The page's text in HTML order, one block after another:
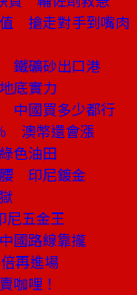
搶走對手到嘴肉
鐵礦砂出口港
底實力
中國買多少都行
澳幣還會漲
色油田
印尼鍍金
尼五金王
國路線靠攏
再進場
咖哩！